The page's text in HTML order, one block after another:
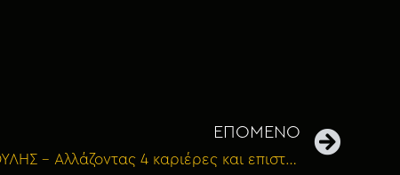
ΕΠΟΜΕΝΟ
Bonus 176: ΔΗΜΗΤΡΗΣ ΜΑΡΟΥΛΗΣ – Αλλάζοντας 4 καριέρες και επιστρέφοντας μετά από 17 χρόνια στο εξωτερικό